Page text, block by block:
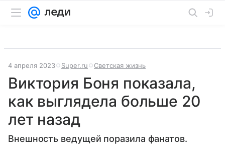
4 апреля 2023 Super.ru Светская жизнь
Виктория Боня показала,
как выглядела больше 20
лет назад
Внешность ведущей поразила фанатов.